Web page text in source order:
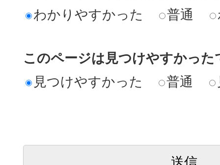
わかりやすかった
普通
このページは見つけやすかった
見つけやすかった
普通